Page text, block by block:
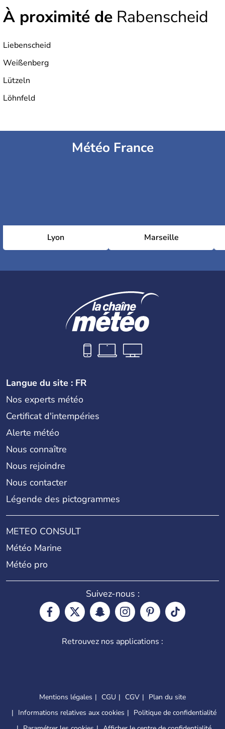
À proximité de Rabenscheid
Liebenscheid
Weißenberg
Lützeln
Löhnfeld
Météo France
Lyon Marseille
Langue du site : FR
Nos experts météo
Certificat d'intempéries
Alerte météo
Nous connaître
Nous rejoindre
Nous contacter
Légende des pictogrammes
METEO CONSULT
Météo Marine
Météo pro
Suivez-nous :
Retrouvez nos applications :
Mentions légales CGU CGV
Plan du site
Informations relatives aux cookies
Politique de confidentialité